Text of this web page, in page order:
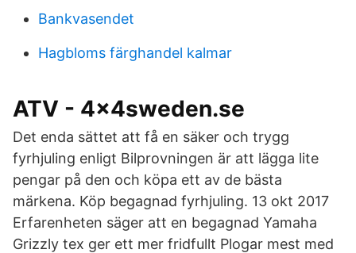
Bankvasendet
Hagbloms färghandel kalmar
ATV - 4x4sweden.se
Det enda sättet att få en säker och trygg
fyrhjuling enligt Bilprovningen är att lägga lite
pengar på den och köpa ett av de bästa
märkena. Köp begagnad fyrhjuling. 13 okt 2017
Erfarenheten säger att en begagnad Yamaha
Grizzly tex ger ett mer fridfullt Plogar mest med